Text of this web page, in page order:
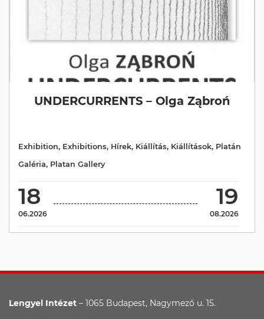
UNDERCURRENTS – Olga Ząbroń
18
06.2026
19
08.2026
Exhibition, Exhibitions, Hírek, Kiállítás, Kiállítások, Platán
Galéria, Platan Gallery
Lengyel Intézet – 1065 Budapest, Nagymező u. 15.